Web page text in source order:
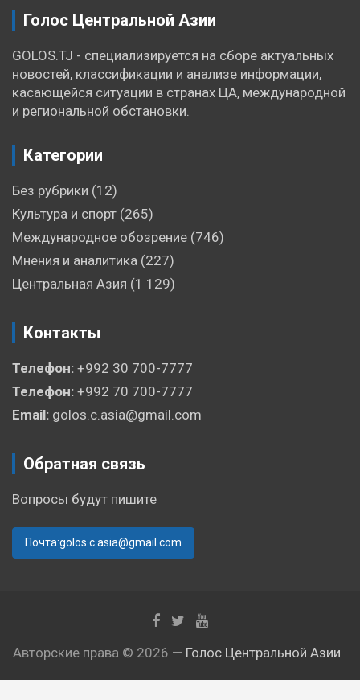
Голос Центральной Азии
GOLOS.TJ - специализируется на сборе актуальных
новостей, классификации и анализе информации,
касающейся ситуации в странах ЦА, международной
и региональной обстановки.
Категории
Без рубрики (12)
Культура и спорт (265)
Международное обозрение (746)
Мнения и аналитика (227)
Центральная Азия (1 129)
Контакты
Телефон: +992 30 700-7777
Телефон: +992 70 700-7777
Email: golos.c.asia@gmail.com
Обратная связь
Вопросы будут пишите
Почта:golos.c.asia@gmail.com
Авторские права © 2026 — Голос Центральной Азии